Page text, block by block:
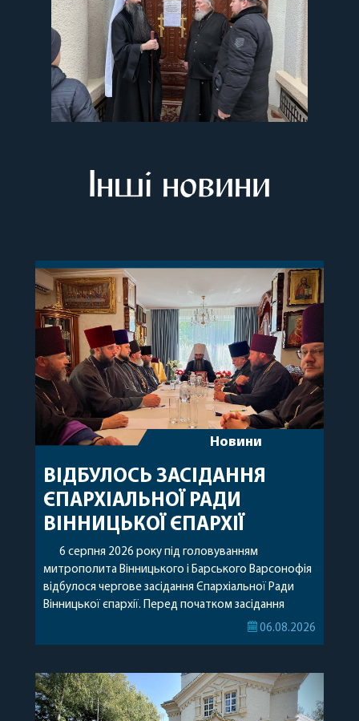
Інші новини
Новини
ВІДБУЛОСЬ ЗАСІДАННЯ
ЄПАРХІАЛЬНОЇ РАДИ
ВІННИЦЬКОЇ ЄПАРХІЇ
6 серпня 2026 року під головуванням
митрополита Вінницького і Барського Варсонофія
відбулося чергове засідання Єпархіальної Ради
Вінницької єпархії. Перед початком засідання
секретар Єпархіальної Ради від імені членів Ради
побажавши йому міцного здоров’я, Божої
допомоги, миру, духовної радості та
благословенних успіхів у подальшому
06.08.2026